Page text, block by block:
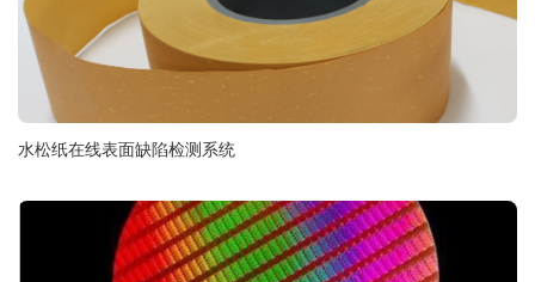
水松纸在线表面缺陷检测系统